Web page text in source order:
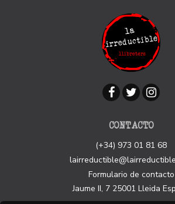
CONTACTO
(+34) 973 01 81 68
Formulario de contacto
Jaume II, 7 25001 Lleida